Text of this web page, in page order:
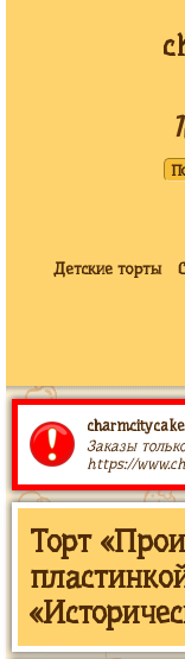
Детские торты
Заказы
https://
Торт